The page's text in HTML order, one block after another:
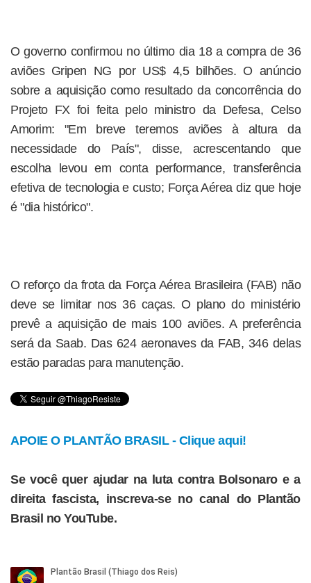
O governo confirmou no último dia 18 a compra de 36
aviões Gripen NG por US$ 4,5 bilhões. O anúncio
sobre a aquisição como resultado da concorrência do
Projeto FX foi feita pelo ministro da Defesa, Celso
Amorim: "Em breve teremos aviões à altura da
necessidade do País", disse, acrescentando que
escolha levou em conta performance, transferência
efetiva de tecnologia e custo; Força Aérea diz que hoje
é "dia histórico".
O reforço da frota da Força Aérea Brasileira (FAB) não
deve se limitar nos 36 caças. O plano do ministério
prevê a aquisição de mais 100 aviões. A preferência
será da Saab. Das 624 aeronaves da FAB, 346 delas
estão paradas para manutenção.
APOIE O PLANTÃO BRASIL - Clique aqui!
Se você quer ajudar na luta contra Bolsonaro e a
direita fascista, inscreva-se no canal do Plantão
Brasil no YouTube.